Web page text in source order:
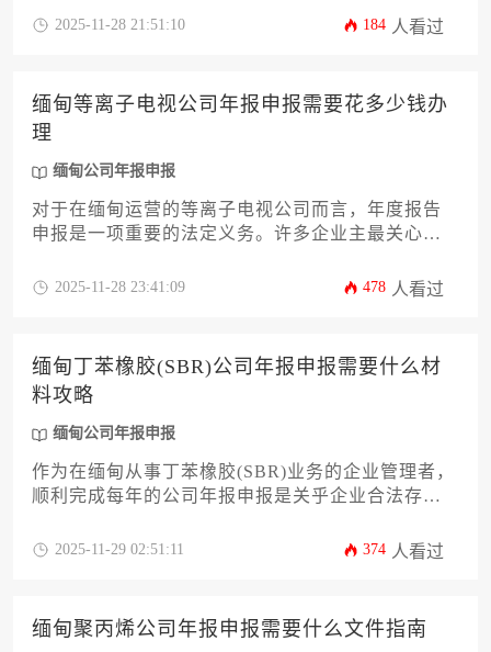
需要多长时间，以及相关费用构成如何。我们将深
务。理解并规划好缅甸公司年报申报事宜，是确保
企业稳健运营的基础。
2025-11-28 21:51:10 184 人看过
缅甸等离子电视公司年报申报需要花多少钱办
理
缅甸公司年报申报
对于在缅甸运营的等离子电视公司而言，年度报告
申报是一项重要的法定义务。许多企业主最关心的
不变，它受到公司规模、股权结构、营收状况以及
成，并提供一份详尽的办理攻略，帮助企业主精准
预算并高效完成合规流程。
2025-11-28 23:41:09 478 人看过
缅甸丁苯橡胶(SBR)公司年报申报需要什么材
料攻略
缅甸公司年报申报
作为在缅甸从事丁苯橡胶(SBR)业务的企业管理者，
顺利完成每年的公司年报申报是关乎企业合法存续
用的材料准备攻略，系统梳理从基础注册文件到特
申报流程，规避潜在的法律与合规风险，确保企业
在缅甸市场的运营根基稳固。
2025-11-29 02:51:11 374 人看过
缅甸聚丙烯公司年报申报需要什么文件指南